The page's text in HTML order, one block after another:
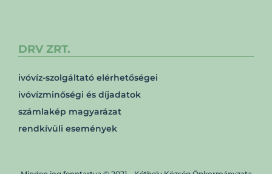
DRV ZRT.
ivóvíz-szolgáltató elérhetőségei
ivóvízminőségi és díjadatok
számlakép magyarázat
rendkívüli események